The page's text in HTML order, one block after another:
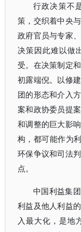
行政决策不
策，交织着中央
政府官员与专家
决策因此难以做
受。在决策制定
初露端倪。以修
团的形态和介入
案和政协委员提
和调整的巨大影
构，都可能作为
环保争议和司法
点。
中国利益集
利益及他人利益
入最大化，是地